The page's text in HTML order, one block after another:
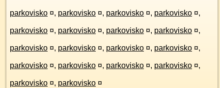
parkovisko ¤, parkovisko ¤, parkovisko ¤, parkovisko ¤,
parkovisko ¤, parkovisko ¤, parkovisko ¤, parkovisko ¤,
parkovisko ¤, parkovisko ¤, parkovisko ¤, parkovisko ¤,
parkovisko ¤, parkovisko ¤, parkovisko ¤, parkovisko ¤,
parkovisko ¤, parkovisko ¤